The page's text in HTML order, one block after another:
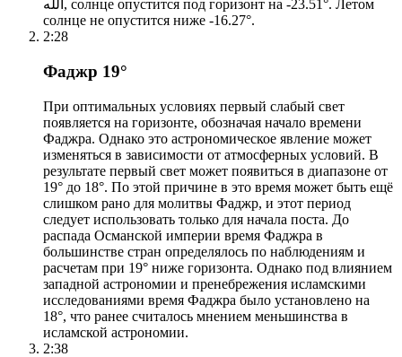
الله, солнце опустится под горизонт на -23.51°. Летом
солнце не опустится ниже -16.27°.
2:28
Фаджр 19°
При оптимальных условиях первый слабый свет
появляется на горизонте, обозначая начало времени
Фаджра. Однако это астрономическое явление может
изменяться в зависимости от атмосферных условий. В
результате первый свет может появиться в диапазоне от
19° до 18°. По этой причине в это время может быть ещё
слишком рано для молитвы Фаджр, и этот период
следует использовать только для начала поста. До
распада Османской империи время Фаджра в
большинстве стран определялось по наблюдениям и
расчетам при 19° ниже горизонта. Однако под влиянием
западной астрономии и пренебрежения исламскими
исследованиями время Фаджра было установлено на
18°, что ранее считалось мнением меньшинства в
исламской астрономии.
2:38